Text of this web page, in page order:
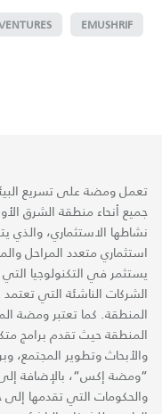
EMUSHRIF
تعمل ومضة على تسريع
جميع أنحاء منطقة الشرق
نشاطها الاستثماري،
استثماري متعدد المراحل
يستثمر في التكنولوجيا
الشركات الناشئة التي
المنطقة. كما تعتبر ومضة
المنطقة حيث تقدم برامج
والأبحاث وتطوير المجتمع،
“ومضة إكس“، بالإضافة
والحكومات التي تقدمها إلى